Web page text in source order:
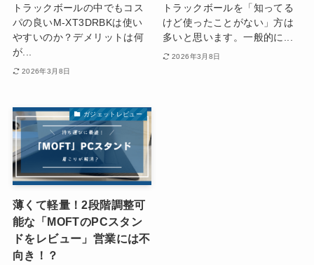
トラックボールの中でもコス
パの良いM-XT3DRBKは使い
やすいのか？デメリットは何
が...
2026年3月8日
トラックボールを「知ってる
けど使ったことがない」方は
多いと思います。一般的に...
2026年3月8日
ガジェットレビュー
薄くて軽量！2段階調整可
能な「MOFTのPCスタン
ドをレビュー」営業には不
向き！？